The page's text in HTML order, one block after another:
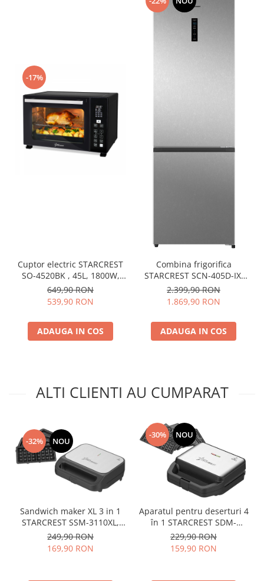
-17%
Cuptor electric STARCREST
SO-4520BK , 45L, 1800W,
Rotisor, Convectie, 12
Programe predefinite,
Interfata digitala, Negru
649,90 RON
539,90 RON
ADAUGA IN COS
Combina frigorifica
STARCREST SCN-405D-IX,
405 L, Total NoFrost,
Compresor Inverter, Clasa
E, Display digital, Iluminare
LED, Suprafata inox
antiamprenta, Usi
reversibile, H 185.5 cm, Inox
2.399,90 RON
1.869,90 RON
ADAUGA IN COS
ALTI CLIENTI AU CUMPARAT
-32% NOU
Sandwich maker XL 3 in 1
STARCREST SSM-3110XL,
1000 W, 3 tipuri de placi
detasabile cu invelis
ceramic: grill / sandwich
placi 23 x 13 cm,
249,90 RON
169,90 RON
-30% NOU
Aparatul pentru deserturi 4
în 1 STARCREST SDM-
4110BX, 800W, placi
detasabile cu invelis
ceramic pentru vafe, nuci,
negru
229,90 RON
159,90 RON